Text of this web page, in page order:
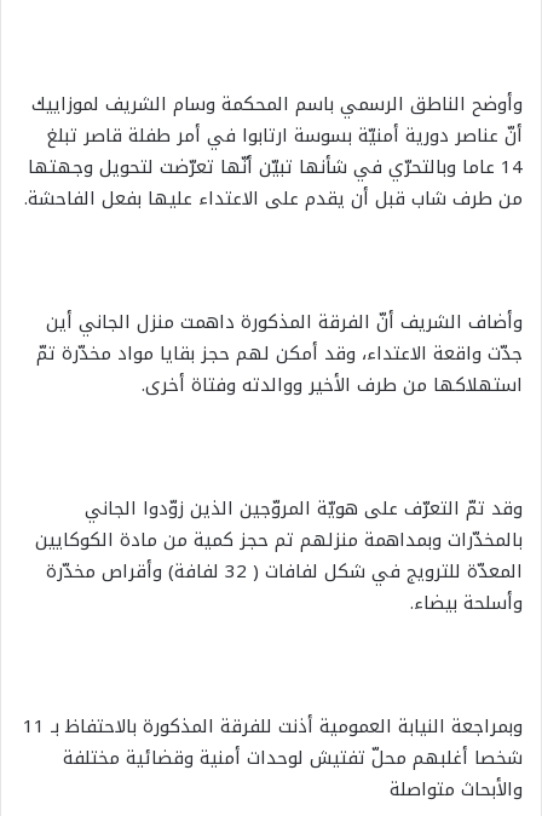
وأوضح الناطق الرسمي باسم المحكمة وسام الشريف لموزاييك
أنّ عناصر دورية أمنيّة بسوسة ارتابوا في أمر طفلة قاصر تبلغ
14 عاما وبالتحرّي في شأنها تبيّن أنّها تعرّضت لتحويل وجهتها
من طرف شاب قبل أن يقدم على الاعتداء عليها بفعل الفاحشة.
وأضاف الشريف أنّ الفرقة المذكورة داهمت منزل الجاني أين
جدّت واقعة الاعتداء، وقد أمكن لهم حجز بقايا مواد مخدّرة تمّ
استهلاكها من طرف الأخير ووالدته وفتاة أخرى.
وقد تمّ التعرّف على هويّة المروّجين الذين زوّدوا الجاني
بالمخدّرات وبمداهمة منزلهم تم حجز كمية من مادة الكوكايين
المعدّة للترويج في شكل لفافات ( 32 لفافة) وأقراص مخدّرة
وأسلحة بيضاء.
وبمراجعة النيابة العمومية أذنت للفرقة المذكورة بالاحتفاظ بـ 11
شخصا أغلبهم محلّ تفتيش لوحدات أمنية وقضائية مختلفة
والأبحاث متواصلة